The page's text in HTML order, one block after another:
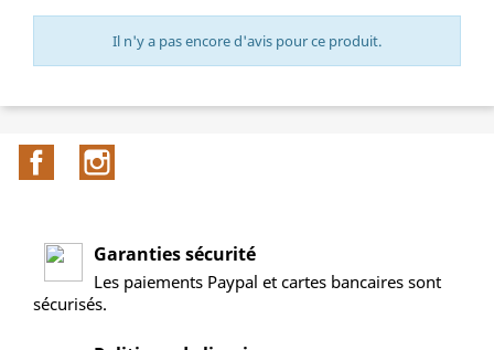
Il n'y a pas encore d'avis pour ce produit.
Facebook
Garanties sécurité
Les paiements Paypal et cartes bancaires sont
sécurisés.